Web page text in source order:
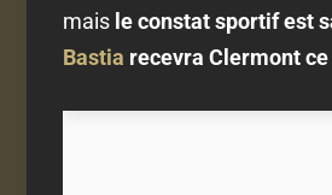
mais le constat sportif est
Bastia recevra Clermont